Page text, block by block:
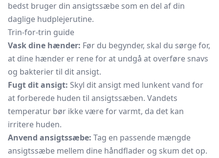
bedst bruger din ansigtssæbe som en del af din
daglige hudplejerutine.
Trin-for-trin guide
Vask dine hænder: Før du begynder, skal du sørge for,
at dine hænder er rene for at undgå at overføre snavs
og bakterier til dit ansigt.
Fugt dit ansigt: Skyl dit ansigt med lunkent vand for
at forberede huden til ansigtssæben. Vandets
temperatur bør ikke være for varmt, da det kan
irritere huden.
Anvend ansigtssæbe: Tag en passende mængde
ansigtssæbe mellem dine håndflader og skum det op.